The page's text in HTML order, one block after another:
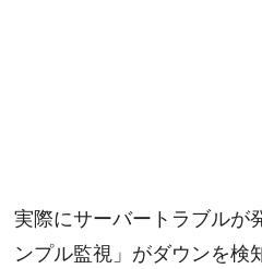
実際にサーバートラブルが
ンプル監視」がダウンを検